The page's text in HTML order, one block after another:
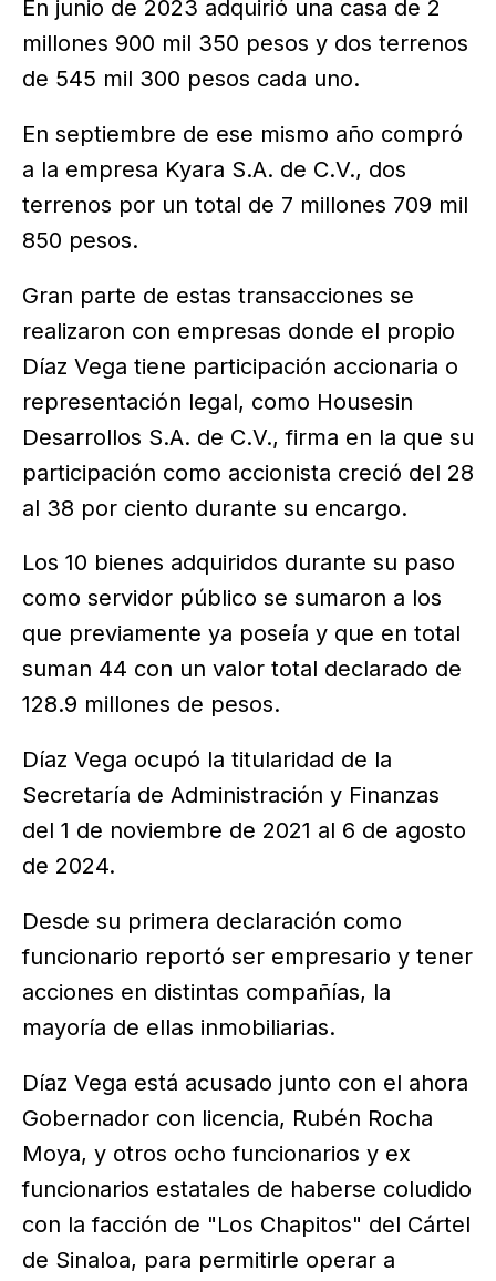
En junio de 2023 adquirió una casa de 2
millones 900 mil 350 pesos y dos terrenos
de 545 mil 300 pesos cada uno.
En septiembre de ese mismo año compró
a la empresa Kyara S.A. de C.V., dos
terrenos por un total de 7 millones 709 mil
850 pesos.
Gran parte de estas transacciones se
realizaron con empresas donde el propio
Díaz Vega tiene participación accionaria o
representación legal, como Housesin
Desarrollos S.A. de C.V., firma en la que su
participación como accionista creció del 28
al 38 por ciento durante su encargo.
Los 10 bienes adquiridos durante su paso
como servidor público se sumaron a los
que previamente ya poseía y que en total
suman 44 con un valor total declarado de
128.9 millones de pesos.
Díaz Vega ocupó la titularidad de la
Secretaría de Administración y Finanzas
del 1 de noviembre de 2021 al 6 de agosto
de 2024.
Desde su primera declaración como
funcionario reportó ser empresario y tener
acciones en distintas compañías, la
mayoría de ellas inmobiliarias.
Díaz Vega está acusado junto con el ahora
Gobernador con licencia, Rubén Rocha
Moya, y otros ocho funcionarios y ex
funcionarios estatales de haberse coludido
con la facción de "Los Chapitos" del Cártel
de Sinaloa, para permitirle operar a